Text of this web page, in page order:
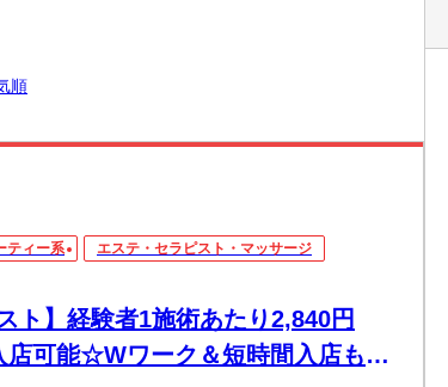
順
ティー系 エステ・セラピスト・マッサージ
ト】経験者1施術あたり2,840円
店可能☆Wワーク＆短時間入店も